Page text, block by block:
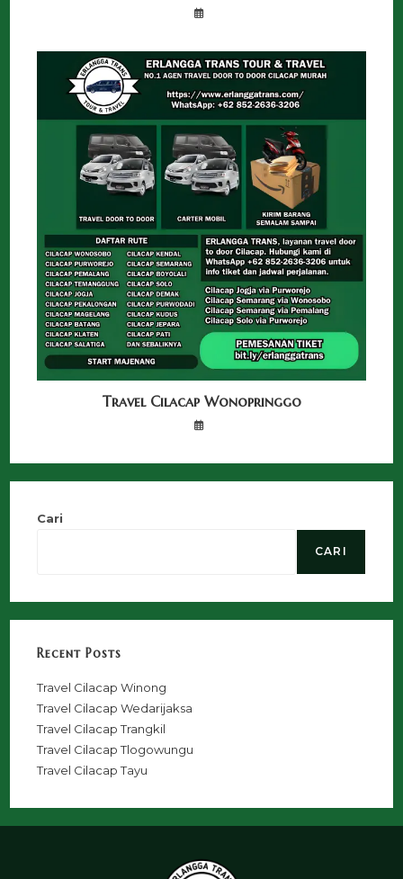
Travel Cilacap Wonopringgo
Cari
CARI
Recent Posts
Travel Cilacap Winong
Travel Cilacap Wedarijaksa
Travel Cilacap Trangkil
Travel Cilacap Tlogowungu
Travel Cilacap Tayu